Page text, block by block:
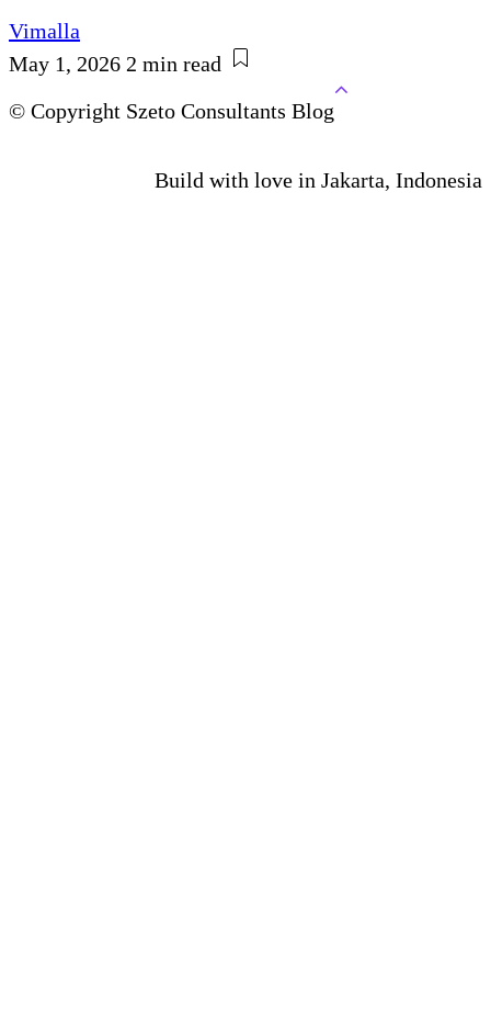
Vimalla
May 1, 2026 2 min read
© Copyright Szeto Consultants Blog
Build with love in Jakarta, Indonesia